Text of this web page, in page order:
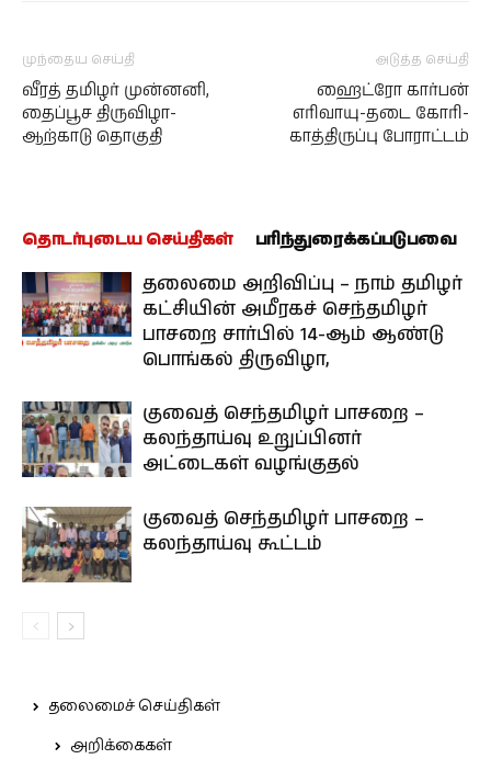
முந்தைய செய்தி
வீரத் தமிழர் முன்னனி,
தைப்பூச திருவிழா-
ஆற்காடு தொகுதி
அடுத்த செய்தி
ஹைட்ரோ கார்பன்
எரிவாயு-தடை கோரி-
காத்திருப்பு போராட்டம்
தொடர்புடைய செய்திகள் பரிந்துரைக்கப்படுபவை
தலைமை அறிவிப்பு – நாம் தமிழர்
கட்சியின் அமீரகச் செந்தமிழர்
பாசறை சார்பில் 14-ஆம் ஆண்டு
பொங்கல் திருவிழா,
குவைத் செந்தமிழர் பாசறை –
கலந்தாய்வு உறுப்பினர்
அட்டைகள் வழங்குதல்
குவைத் செந்தமிழர் பாசறை –
கலந்தாய்வு கூட்டம்
தலைமைச் செய்திகள்
அறிக்கைகள்